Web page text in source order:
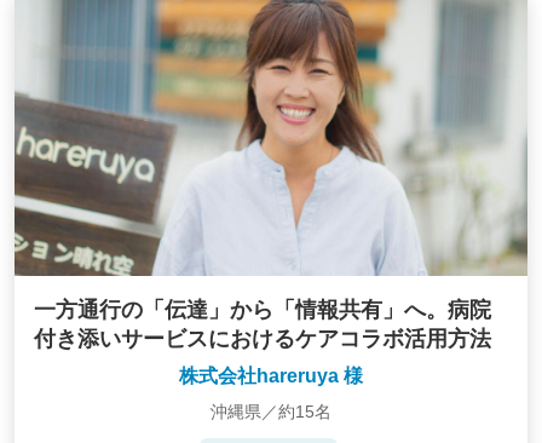
一方通行の「伝達」から「情報共有」へ。病院
付き添いサービスにおけるケアコラボ活用方法
株式会社hareruya 様
沖縄県／約15名